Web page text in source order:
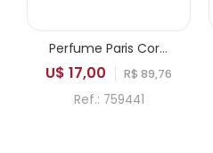
Perfume Paris Corner Emir Mango Punch EDP Unissex 100ml
U$ 17,00 R$ 89,76
Ref.: 759441